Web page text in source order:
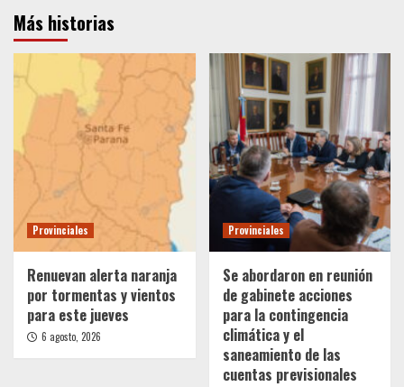
Más historias
Provinciales
Renuevan alerta naranja
por tormentas y vientos
para este jueves
6 agosto, 2026
Provinciales
Se abordaron en reunión
de gabinete acciones
para la contingencia
climática y el
saneamiento de las
cuentas previsionales